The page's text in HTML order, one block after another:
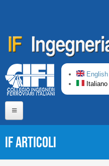
English
Italiano
IF Articoli